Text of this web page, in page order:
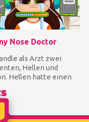
Nose Doctor
als Arzt zwei
Hellen und
Hellen hatte einen